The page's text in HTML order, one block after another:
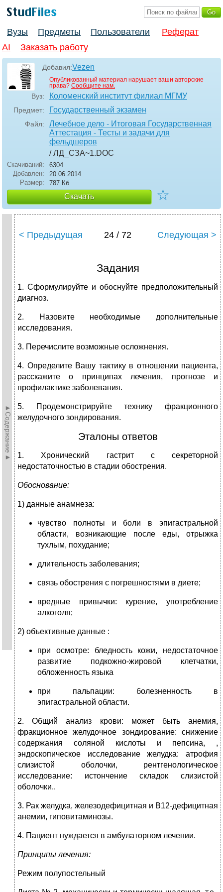
Вузы Предметы Пользователи
Реферат
AI
Заказать работу
Добавил:Vezen
Опубликованный материал нарушает ваши авторские
права? Сообщите нам.
Вуз: Коломенский институт филиал МГМУ
Предмет: Государственный экзамен
Файл:
Лечебное дело - Итоговая Государственная
Аттестация - Тесты и задачи для
фельдшеров
/ ЛД_СЗА~1.DOC
Скачиваний:
6304
Добавлен:
20.06.2014
Размер:
787 Кб
Скачать ☆
►Содержание►
< Предыдущая 24 / 72 Следующая >
Задания
1. Сформулируйте и обоснуйте предположительный
диагноз.
2. Назовите необходимые дополнительные
исследования.
3. Перечислите возможные осложнения.
4. Определите Вашу тактику в отношении пациента,
расскажите о принципах лечения, прогнозе и
профилактике заболевания.
5. Продемонстрируйте технику фракционного
желудочного зондирования.
Эталоны ответов
1. Хронический гастрит с секреторной
недостаточностью в стадии обострения.
Обоснование:
1) данные анамнеза:
чувство полноты и боли в эпигастральной
области, возникающие после еды, отрыжка
тухлым, похудание;
длительность заболевания;
связь обострения с погрешностями в диете;
вредные привычки: курение, употребление
алкоголя;
2) объективные данные :
при осмотре: бледность кожи, недостаточное
развитие подкожно-жировой клетчатки,
обложенность языка
при пальпации: болезненность в
эпигастральной области.
2. Общий анализ крови: может быть анемия,
фракционное желудочное зондирование: снижение
содержания соляной кислоты и пепсина, ,
эндоскопическое исследование желудка: атрофия
слизистой оболочки, рентгенологическое
исследование: истончение складок слизистой
оболочки..
3. Рак желудка, железодефицитная и В12-дефицитная
анемии, гиповитаминозы.
4. Пациент нуждается в амбулаторном лечении.
Принципы лечения:
Режим полупостельный